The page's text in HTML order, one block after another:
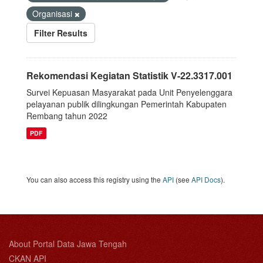
Organisasi
Filter Results
Rekomendasi Kegiatan Statistik V-22.3317.001
Survei Kepuasan Masyarakat pada Unit Penyelenggara
pelayanan publik dilingkungan Pemerintah Kabupaten
Rembang tahun 2022
PDF
You can also access this registry using the API (see API Docs).
About Portal Data Jawa Tengah
CKAN API